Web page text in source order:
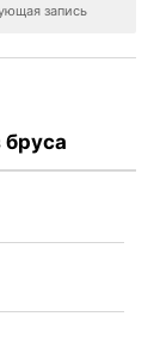
запись
бруса